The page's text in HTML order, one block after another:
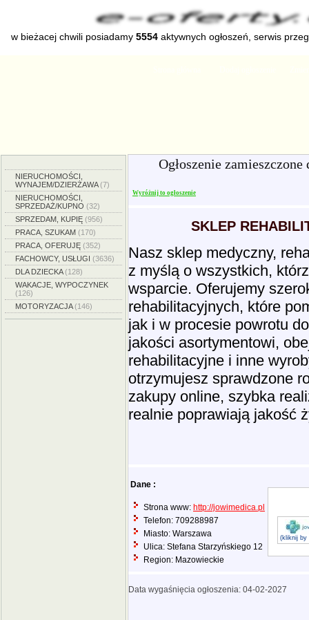
w bieżacej chwili posiadamy 5554 aktywnych ogłoszeń, serwis
NIERUCHOMOŚCI,
WYNAJEM/DZIERŻAWA(7)
NIERUCHOMOŚCI,
SPRZEDAŻ/KUPNO (32)
SPRZEDAM, KUPIĘ (956)
PRACA, SZUKAM (170)
PRACA, OFERUJĘ (352)
FACHOWCY, USŁUGI (3636)
DLA DZIECKA(128)
WAKACJE, WYPOCZYNEK
(126)
MOTORYZACJA(146)
Ogłoszenie
Wyróżnij to ogłoszenie
SKLEP
Nasz sklep medyczny,
z myślą o wszystkich,
wsparcie. Oferujemy
rehabilitacyjnych, które
jak i w procesie powrotu
jakości asortymentowi,
rehabilitacyjne i inne
otrzymujesz sprawdzone
zakupy online, szybka
realnie poprawiają jakość
Dane :
Strona www: http://jowimedica.pl
Telefon: 709288987
Miasto: Warszawa
Ulica: Stefana Starzyńskiego 12
Region: Mazowieckie
(kliknij by
Data wygaśnięcia ogłoszenia: 04-02-2027